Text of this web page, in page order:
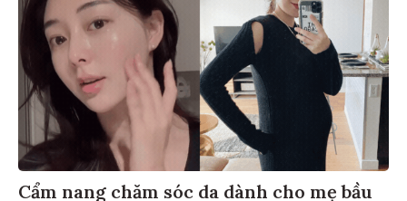
Cẩm nang chăm sóc da dành cho mẹ bầu